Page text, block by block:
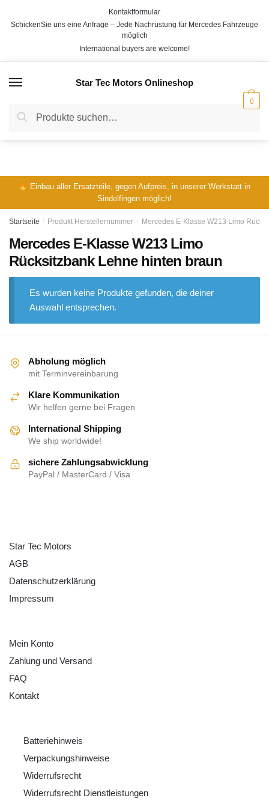
Kontaktformular
SchickenSie uns eine Anfrage – Jede Nachrüstung für Mercedes Fahrzeuge
möglich
International buyers are welcome!
Star Tec Motors Onlineshop
Suche
nach:
Suche
0
Einbau aller Ersatzteile, gegen Aufpreis, in unserer Werkstatt in
Sindelfingen möglich!
Startseite / Produkt Herstellernummer / Mercedes E-Klasse W213 Limo
Mercedes E-Klasse W213 Limo
Rücksitzbank Lehne hinten braun
Es wurden keine Produkte gefunden, die deiner
Auswahl entsprechen.
Abholung möglich
mit Terminvereinbarung
Klare Kommunikation
Wir helfen gerne bei Fragen
International Shipping
We ship worldwide!
sichere Zahlungsabwicklung
PayPal / MasterCard / Visa
Star Tec Motors
AGB
Datenschutzerklärung
Impressum
Mein Konto
Zahlung und Versand
FAQ
Kontakt
Batteriehinweis
Verpackungshinweise
Widerrufsrecht
Widerrufsrecht Dienstleistungen